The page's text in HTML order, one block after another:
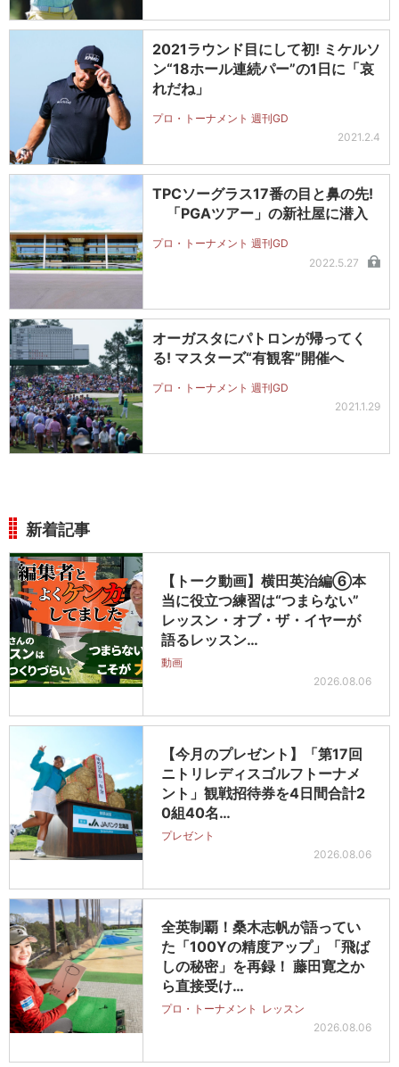
2021ラウンド目にして初! ミケルソ
ン“18ホール連続パー”の1日に「哀
れだね」
プロ・トーナメント 週刊GD
2021.2.4
TPCソーグラス17番の目と鼻の先!
「PGAツアー」の新社屋に潜入
プロ・トーナメント 週刊GD
2022.5.27
オーガスタにパトロンが帰ってく
る! マスターズ“有観客”開催へ
プロ・トーナメント 週刊GD
2021.1.29
新着記事
【トーク動画】横田英治編⑥本
当に役立つ練習は“つまらない”
レッスン・オブ・ザ・イヤーが
語るレッスン…
動画
2026.08.06
【今月のプレゼント】「第17回
ニトリレディスゴルフトーナメ
ント」観戦招待券を4日間合計2
0組40名…
プレゼント
2026.08.06
全英制覇！桑木志帆が語ってい
た「100Yの精度アップ」「飛ば
しの秘密」を再録！ 藤田寛之か
ら直接受け…
プロ・トーナメント レッスン
2026.08.06